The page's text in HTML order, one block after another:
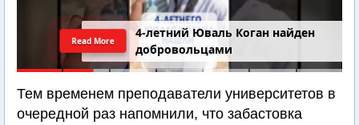
4-летний Юваль Коган найден
добровольцами
Read More
Тем временем преподаватели университетов в
очередной раз напомнили, что забастовка